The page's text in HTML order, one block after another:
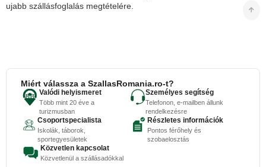
ujabb szállásfoglalás megtételére.
Miért válassza a SzallasRomania.ro-t?
Valódi helyismeret
Több mint 20 éve a
turizmusban
Személyes segítség
Telefonon, e-mailben állunk
rendelkezésre
Csoportspecialista
Iskolák, táborok,
sportegyesületek
Részletes információk
Pontos férőhely és
szobaelosztás
Közvetlen kapcsolat
Közvetlenül a szállásadókkal